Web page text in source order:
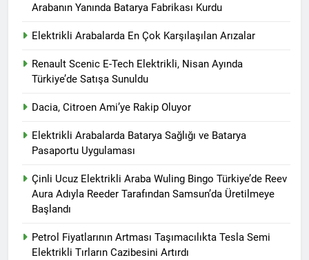
Arabanın Yanında Batarya Fabrikası Kurdu
Elektrikli Arabalarda En Çok Karşılaşılan Arızalar
Renault Scenic E-Tech Elektrikli, Nisan Ayında
Türkiye’de Satışa Sunuldu
Dacia, Citroen Ami’ye Rakip Oluyor
Elektrikli Arabalarda Batarya Sağlığı ve Batarya
Pasaportu Uygulaması
Çinli Ucuz Elektrikli Araba Wuling Bingo Türkiye’de Reev
Aura Adıyla Reeder Tarafından Samsun’da Üretilmeye
Başlandı
Petrol Fiyatlarının Artması Taşımacılıkta Tesla Semi
Elektrikli Tırların Cazibesini Artırdı